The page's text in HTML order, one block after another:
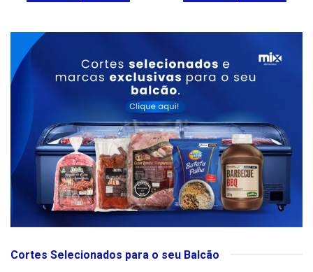
Cortes Selecionados para o seu Balcão